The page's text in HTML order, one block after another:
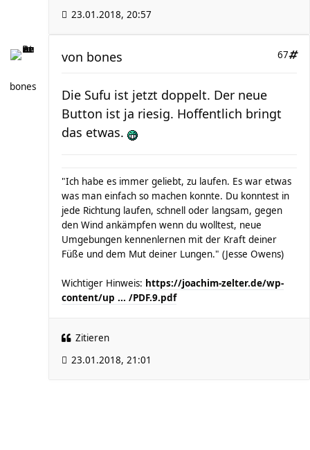
23.01.2018, 20:57
bones
67
von bones
Die Sufu ist jetzt doppelt. Der neue
Button ist ja riesig. Hoffentlich bringt
das etwas.
"Ich habe es immer geliebt, zu laufen. Es war etwas
was man einfach so machen konnte. Du konntest in
jede Richtung laufen, schnell oder langsam, gegen
den Wind ankämpfen wenn du wolltest, neue
Umgebungen kennenlernen mit der Kraft deiner
Füße und dem Mut deiner Lungen." (Jesse Owens)
Wichtiger Hinweis: https://joachim-zelter.de/wp-
content/up ... /PDF.9.pdf
Zitieren
23.01.2018, 21:01